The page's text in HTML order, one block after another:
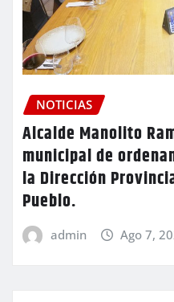
NOTICIAS
Alcalde Manolito
municipal de
la Dirección
Pueblo.
admin Ago 7,